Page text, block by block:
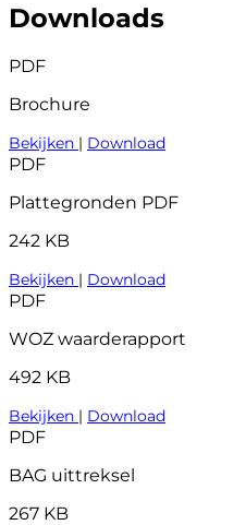
Downloads
PDF
Brochure
Bekijken | Download
PDF
Plattegronden PDF
242 KB
Bekijken | Download
PDF
WOZ waarderapport
492 KB
Bekijken | Download
PDF
BAG uittreksel
267 KB